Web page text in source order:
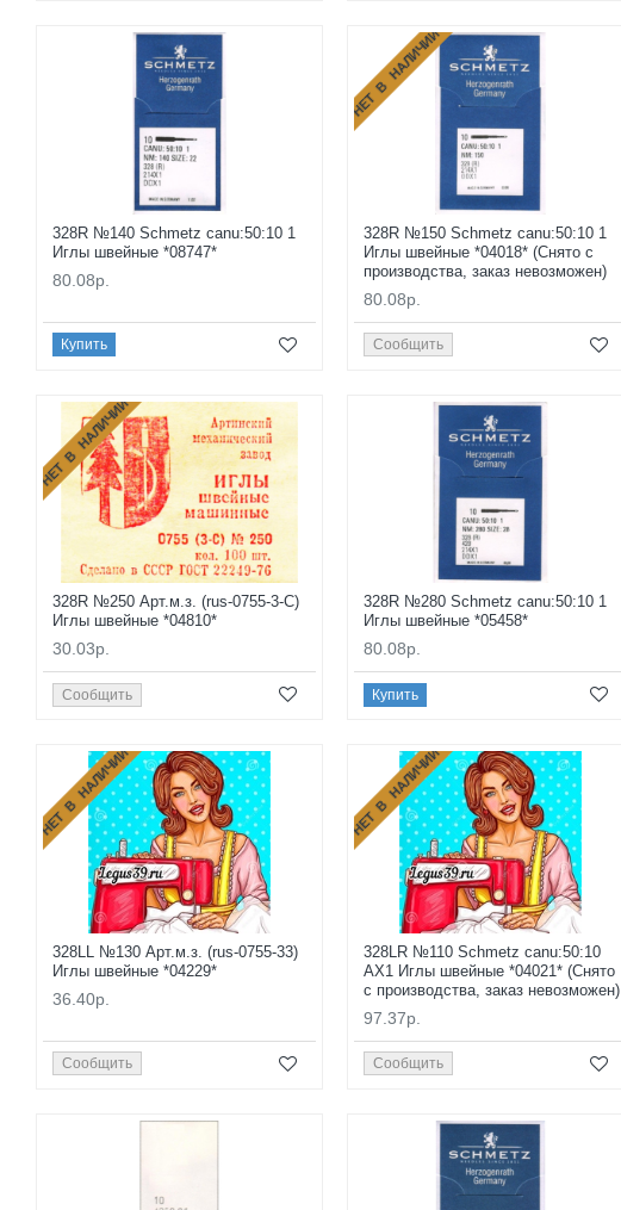
328R №140 Schmetz canu:50:10 1
Иглы швейные *08747*
80.08р.
Купить
НЕТ В НАЛИЧИИ
328R №150 Schmetz canu:50:10 1
Иглы швейные *04018* (Снято с
производства, заказ невозможен)
80.08р.
Сообщить
НЕТ В НАЛИЧИИ
328R №250 Арт.м.з. (rus-0755-3-С)
Иглы швейные *04810*
30.03р.
Сообщить
328R №280 Schmetz canu:50:10 1
Иглы швейные *05458*
80.08р.
Купить
НЕТ В НАЛИЧИИ
328LL №130 Арт.м.з. (rus-0755-33)
Иглы швейные *04229*
36.40р.
Сообщить
НЕТ В НАЛИЧИИ
328LR №110 Schmetz canu:50:10
AX1 Иглы швейные *04021* (Снято
с производства, заказ невозможен)
97.37р.
Сообщить